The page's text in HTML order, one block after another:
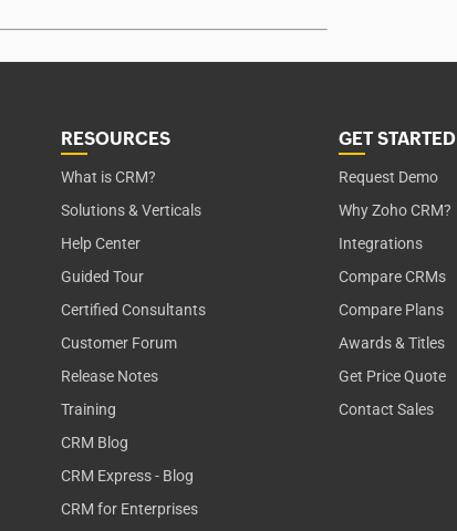
RESOURCES
What is CRM?
Solutions & Verticals
Help Center
Guided Tour
Certified Consultants
Customer Forum
Release Notes
Training
CRM Blog
CRM Express - Blog
CRM for Enterprises
GET STARTED
Request Demo
Why Zoho CRM?
Integrations
Compare CRMs
Compare Plans
Awards & Titles
Get Price Quote
Contact Sales